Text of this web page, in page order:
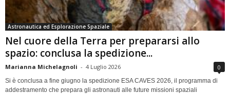
Astronautica ed Esplorazione Spaziale
Nel cuore della Terra per prepararsi allo
spazio: conclusa la spedizione...
Marianna Michelagnoli - 4 Luglio 2026 0
Si è conclusa a fine giugno la spedizione ESA CAVES 2026, il programma di
addestramento che prepara gli astronauti alle future missioni spaziali